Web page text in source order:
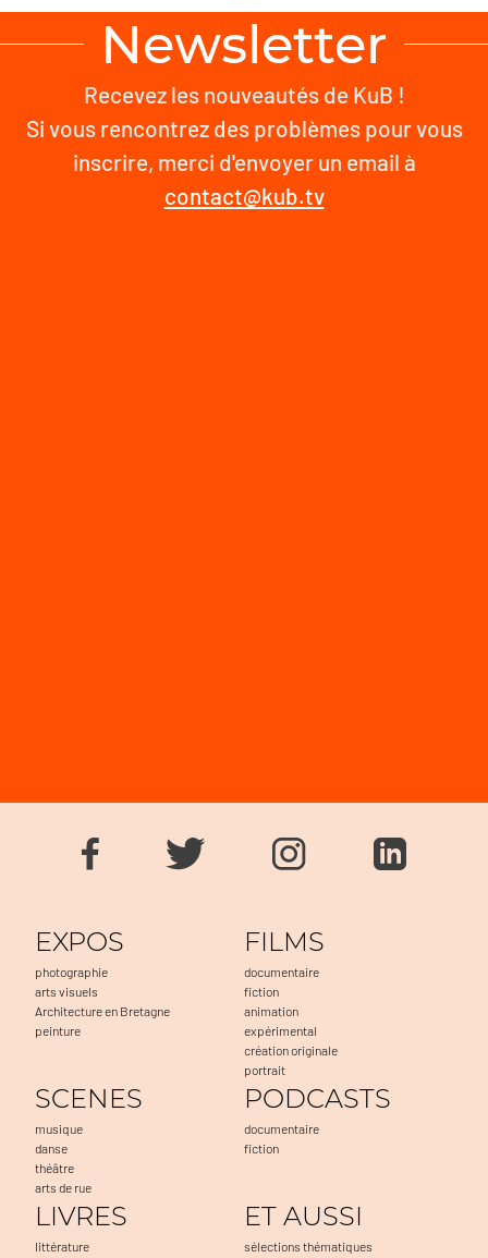
Newsletter
Recevez les nouveautés de KuB !
Si vous rencontrez des problèmes pour vous
inscrire, merci d'envoyer un email à
contact@kub.tv
EXPOS
photographie
arts visuels
Architecture en Bretagne
peinture
FILMS
documentaire
fiction
animation
expérimental
création originale
portrait
SCENES
musique
danse
théâtre
arts de rue
PODCASTS
documentaire
fiction
LIVRES
littérature
ET AUSSI
sélections thématiques